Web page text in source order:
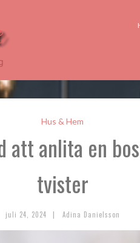
Hus & Hem
att anlita en
tvister
juli 24, 2024 | Adina Danielsson